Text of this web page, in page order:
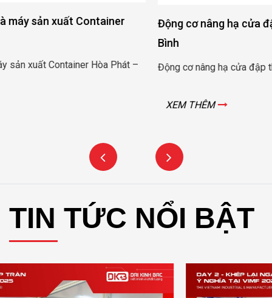
Động cơ nâng hạ cửa đập thủy lợi Rào Nam – Quảng
Bình
TIN TỨC NỔI BẬT